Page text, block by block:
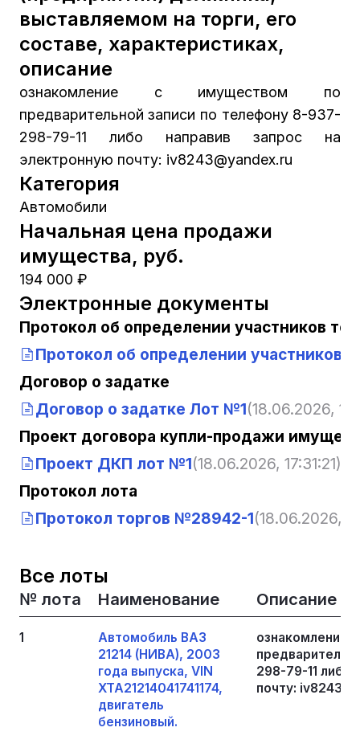
выставляемом на торги, его
составе, характеристиках,
описание
ознакомление с имуществом по
предварительной записи по телефону 8-937-
298-79-11 либо направив запрос на
электронную почту: iv8243@yandex.ru
Категория
Автомобили
Начальная цена продажи
имущества, руб.
194 000 ₽
Электронные документы
Протокол об определении участников
Протокол об определении участников
Договор о задатке
Договор о задатке Лот №1(18.06.2026,
Проект договора купли-продажи
Проект ДКП лот №1(18.06.2026, 17:31:21)
Протокол лота
Протокол торгов №28942-1(18.06.2026,
Все лоты
№ лота Наименование Описание
1
Автомобиль ВАЗ
21214 (НИВА), 2003
года выпуска, VIN
XTA21214041741174,
двигатель
бензиновый.
ознакомление
298-79-11 либо
почту: